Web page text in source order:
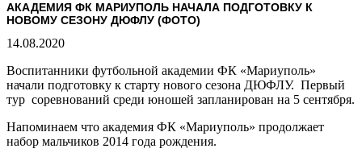
АКАДЕМИЯ ФК МАРИУПОЛЬ НАЧАЛА ПОДГОТОВКУ К
НОВОМУ СЕЗОНУ ДЮФЛУ (ФОТО)
14.08.2020
Воспитанники футбольной академии ФК «Мариуполь»
начали подготовку к старту нового сезона ДЮФЛУ. Первый
тур соревнований среди юношей запланирован на 5 сентября.
Напоминаем что академия ФК «Мариуполь» продолжает
набор мальчиков 2014 года рождения.